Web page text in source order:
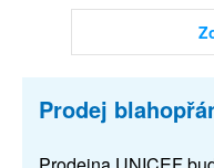
Prodej